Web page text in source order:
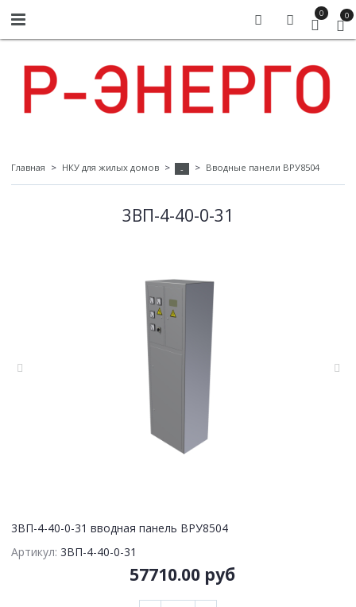
0 0
Главная НКУ для жилых домов - Вводные панели ВРУ8504
3ВП-4-40-0-31
3ВП-4-40-0-31 вводная панель ВРУ8504
Артикул: 3ВП-4-40-0-31
57710.00 руб